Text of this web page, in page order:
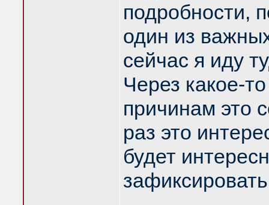
подробности,
один из
сейчас я иду
Через какое-
причинам это
раз это
будет